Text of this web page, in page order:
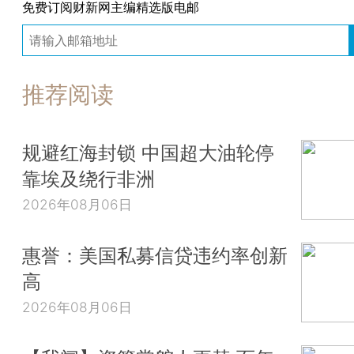
免费订阅财新网主编精选版电邮
推荐阅读
规避红海封锁 中国超大油轮停
靠埃及绕行非洲
2026年08月06日
惠誉：美国私募信贷违约率创新
高
2026年08月06日